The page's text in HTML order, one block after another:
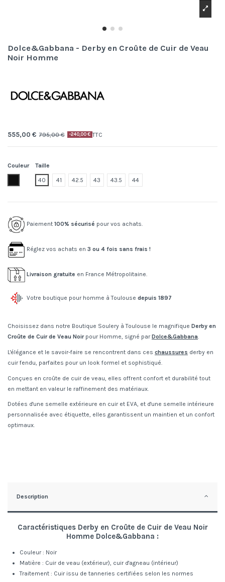
Dolce&Gabbana - Derby en Croûte de Cuir de Veau
Noir Homme
555,00 € 795,00 € -240,00 € TTC
Couleur
80999.nero
Taille
40 41 42.5 43 43.5 44
Paiement 100% sécurisé pour vos achats.
Réglez vos achats en 3 ou 4 fois sans frais !
Livraison gratuite en France Métropolitaine.
Votre boutique pour homme à Toulouse depuis 1897
Choisissez dans notre Boutique Soulery à Toulouse le magnifique Derby en
Croûte de Cuir de Veau Noirpour Homme, signé parDolce&Gabbana.
L'élégance et le savoir-faire se rencontrent dans ces chaussures derby en
cuir fendu, parfaites pour un look formel et sophistiqué.
Conçues en croûte de cuir de veau, elles offrent confort et durabilité tout
en mettant en valeur le raffinement des matériaux.
Dotées d'une semelle extérieure en cuir et EVA, et d'une semelle intérieure
personnalisée avec étiquette, elles garantissent un maintien et un confort
optimaux.
Description
Caractéristiques Derby en Croûte de Cuir de Veau Noir
Homme Dolce&Gabbana :
Couleur : Noir
Matière : Cuir de veau (extérieur), cuir d'agneau (intérieur)
Traitement : Cuir issu de tanneries certifiées selon les normes